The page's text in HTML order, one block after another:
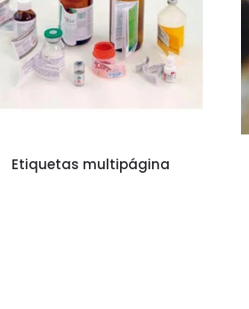
Etiquetas multipágina